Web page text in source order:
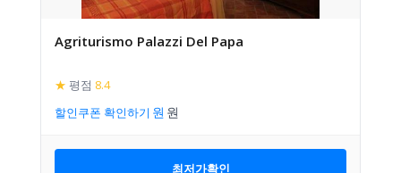
Agriturismo Palazzi Del Papa
★ 평점 8.4
할인쿠폰 확인하기
최저가확인